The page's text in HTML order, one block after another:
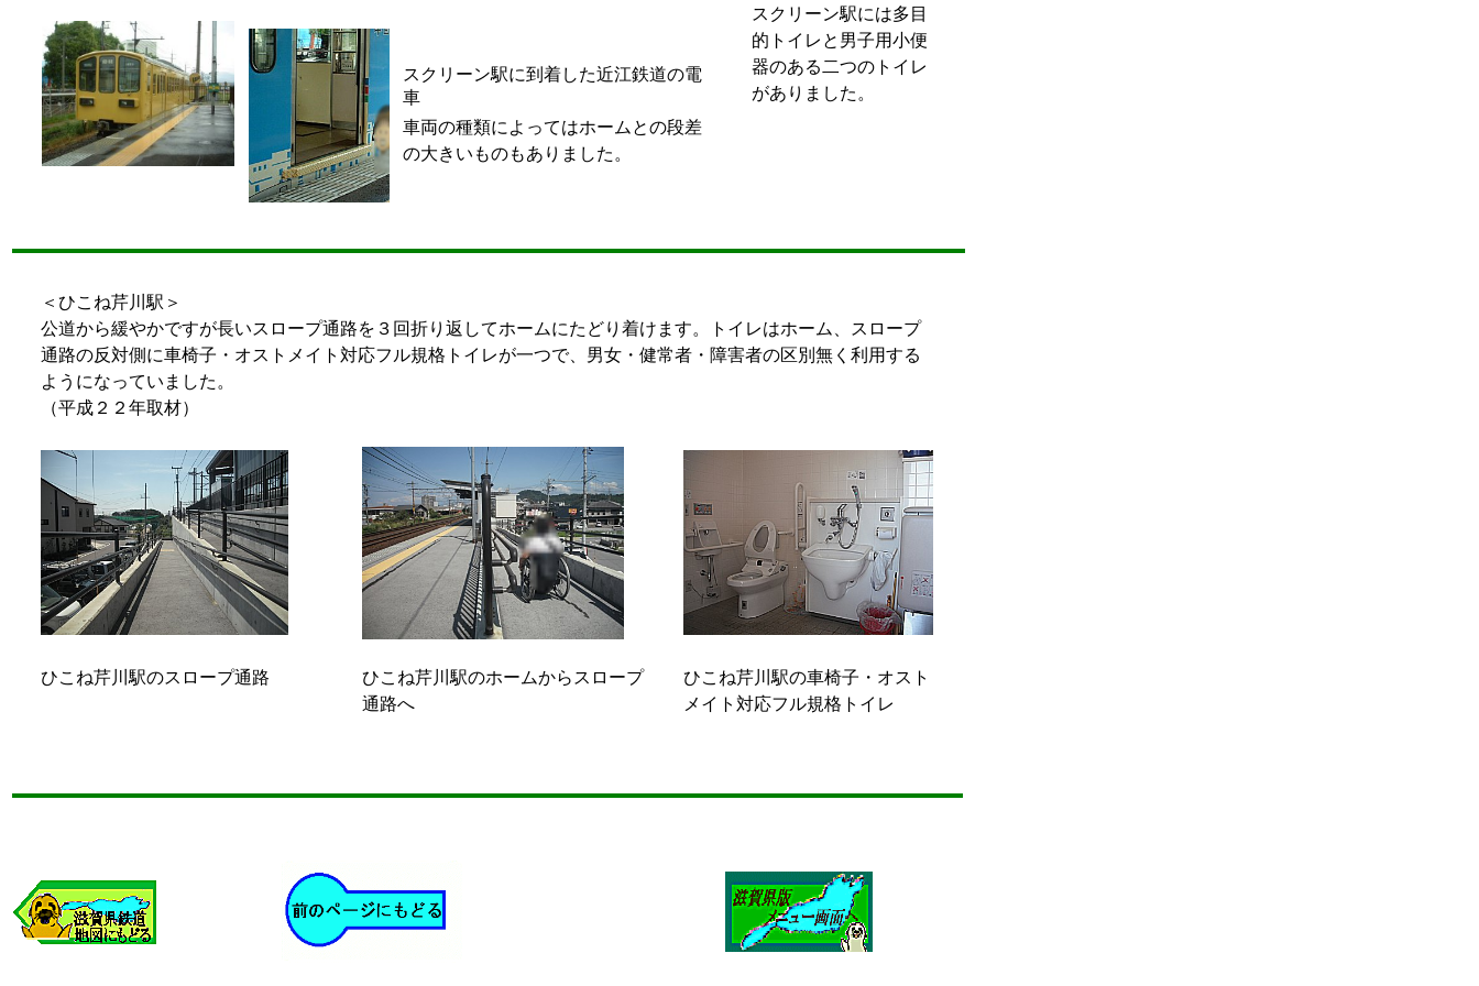
スクリーン駅には多目
的トイレと男子用小便
器のある二つのトイレ
がありました。
スクリーン駅に到着した近江鉄道の電
車
車両の種類によってはホームとの段差
の大きいものもありました。
＜ひこね芹川駅＞
公道から緩やかですが長いスロープ通路を３回折り返してホームにたどり着けます。トイレはホーム、スロープ
通路の反対側に車椅子・オストメイト対応フル規格トイレが一つで、男女・健常者・障害者の区別無く利用する
ようになっていました。
（平成２２年取材）
ひこね芹川駅のスロープ通路
ひこね芹川駅のホームからスロープ
通路へ
ひこね芹川駅の車椅子・オスト
メイト対応フル規格トイレ